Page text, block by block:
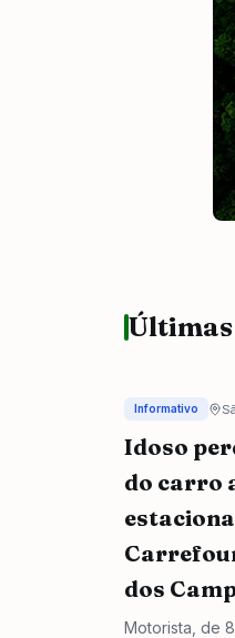
Informativo
Idoso
do carro
dos
Motorista, de